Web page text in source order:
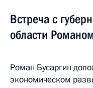
Встреча с
области
Роман Бусаргин
экономическом